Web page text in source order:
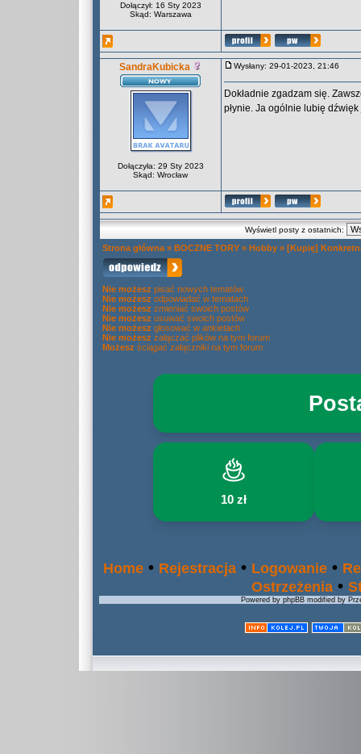
Dołączył: 16 Sty 2023
Skąd: Warszawa
SandraKubicka
Dołączyła: 29 Sty 2023
Skąd: Wrocław
Wysłany: 29-01-2023, 21:46
Dokładnie zgadzam się.
płynie. Ja ogólnie lubię
Wyświetl posty z ostatnich:
Strona główna » BOCZNE TORY » Hobby » [Kupię]
Nie możesz pisać nowych tematów
Nie możesz odpowiadać w tematach
Nie możesz zmieniać swoich postów
Nie możesz usuwać swoich postów
Nie możesz głosować w ankietach
Nie możesz załączać plików na tym forum
Możesz ściągać załączniki na tym forum
10 zł
Home • Rejestracja • Logowanie •
Ostrzeżenia •
Powered by phpBB modified by